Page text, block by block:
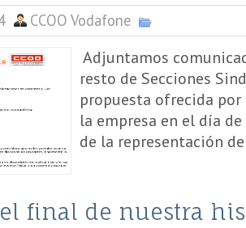
CCOO Vodafone
Adjuntamos
resto de Secciones
propuesta ofrecida
la empresa en el día
de la representación
el final de nuestra